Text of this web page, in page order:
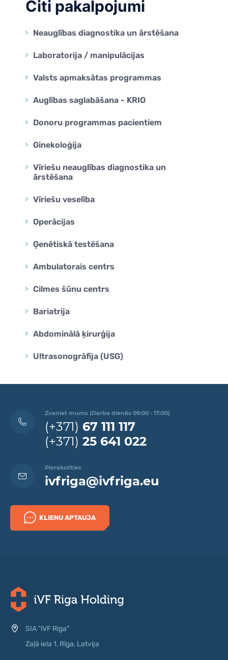
Citi pakalpojumi
Neauglības diagnostika un ārstēšana
Laboratorija / manipulācijas
Valsts apmaksātas programmas
Auglības saglabāšana - KRIO
Donoru programmas pacientiem
Ginekoloģija
Vīriešu neauglības diagnostika un
ārstēšana
Vīriešu veselība
Operācijas
Ģenētiskā testēšana
Ambulatorais centrs
Cilmes šūnu centrs
Bariatrija
Abdominālā ķirurģija
Ultrasonogrāfija (USG)
Zvaniet mums (Darba dienās 09:00 - 17:00)
(+371) 67 111 117
(+371) 25 641 022
Pierakstīties
ivfriga@ivfriga.eu
KLIENU APTAUJA
SIA "iVF Riga"
Zaļā iela 1, Rīga, Latvija